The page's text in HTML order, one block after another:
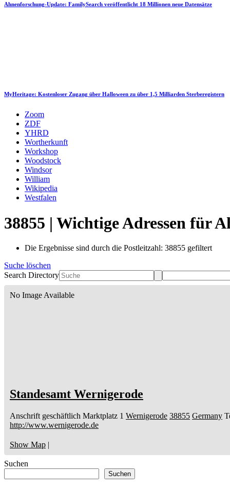
Ahnenforschung-Update: FamilySearch veröffentlicht 18 Millionen neue Datensätze
MyHeritage: Kostenloser Zugang über Halloween zu über 1,5 Milliarden Sterberegistern
Zoom
ZDF
YHRD
Wortherkunft
Workshop
Woodstock
Windsor
William
Wikipedia
Westfalen
38855 | Wichtige Adressen für
Die Ergebnisse sind durch die Postleitzahl: 38855 gefiltert
Suche löschen
Search Directory
No Image Available
Standesamt Wernigerode
Anschrift geschäftlich Marktplatz 1 Wernigerode 38855 Germany
http://www.wernigerode.de
Show Map |
Suchen
Suchen